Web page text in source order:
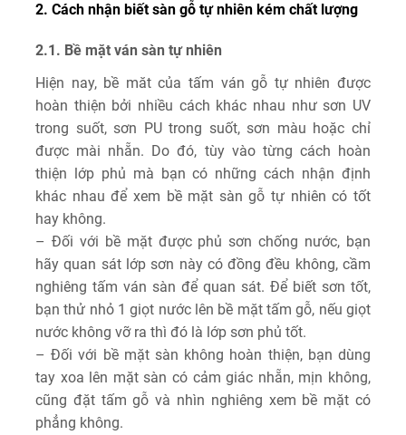
2. Cách nhận biết sàn gỗ tự nhiên kém chất lượng
2.1. Bề mặt ván sàn tự nhiên
Hiện nay, bề măt của tấm ván gỗ tự nhiên được
hoàn thiện bởi nhiều cách khác nhau như sơn UV
trong suốt, sơn PU trong suốt, sơn màu hoặc chỉ
được mài nhẵn. Do đó, tùy vào từng cách hoàn
thiện lớp phủ mà bạn có những cách nhận định
khác nhau để xem bề mặt sàn gỗ tự nhiên có tốt
hay không.
– Đối với bề mặt được phủ sơn chống nước, bạn
hãy quan sát lớp sơn này có đồng đều không, cầm
nghiêng tấm ván sàn để quan sát. Để biết sơn tốt,
bạn thử nhỏ 1 giọt nước lên bề mặt tấm gỗ, nếu giọt
nước không vỡ ra thì đó là lớp sơn phủ tốt.
– Đối với bề mặt sàn không hoàn thiện, bạn dùng
tay xoa lên mặt sàn có cảm giác nhẵn, mịn không,
cũng đặt tấm gỗ và nhìn nghiêng xem bề mặt có
phẳng không.